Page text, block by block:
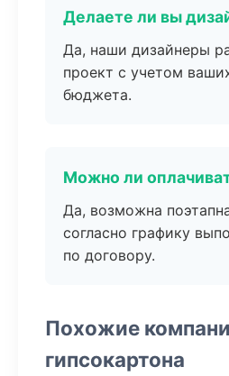
Делаете ли вы
Да, наши дизайнеры
проект с учетом
бюджета.
Можно ли
Да, возможна
согласно графику
по договору.
Похожие
гипсокартона